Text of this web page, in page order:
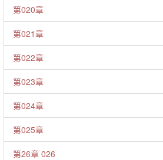
第020章
第021章
第022章
第023章
第024章
第025章
第26章 026